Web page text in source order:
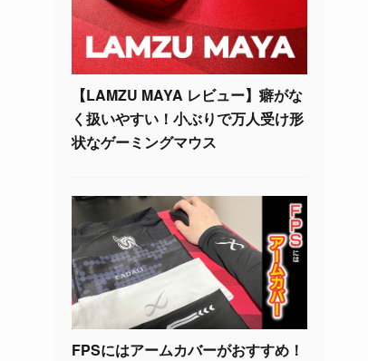
【LAMZU MAYA レビュー】癖がな
く扱いやすい！小ぶりで万人受け形
状なゲーミングマウス
FPSにはアームカバーがおすすめ！